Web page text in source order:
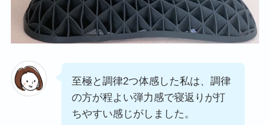
至極と調律2つ体感した私は、調律
の方が程よい弾力感で寝返りが打
ちやすい感じがしました。